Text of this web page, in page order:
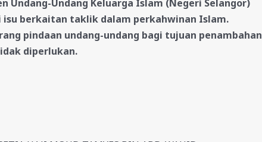
Undang-Undang Keluarga Islam (Negeri Selangor)
isu berkaitan taklik dalam perkahwinan Islam.
pindaan undang-undang bagi tujuan penambahan
diperlukan.